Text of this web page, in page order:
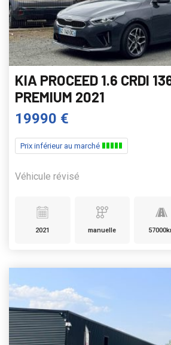
KIA PROCEED 1.6 CRDI
PREMIUM 2021
19990 €
Prix inférieur au marché
Véhicule révisé
2021 manuelle